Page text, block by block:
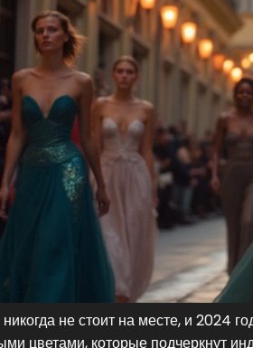
не стоит на месте, и 2024
цветами, которые подчеркнут